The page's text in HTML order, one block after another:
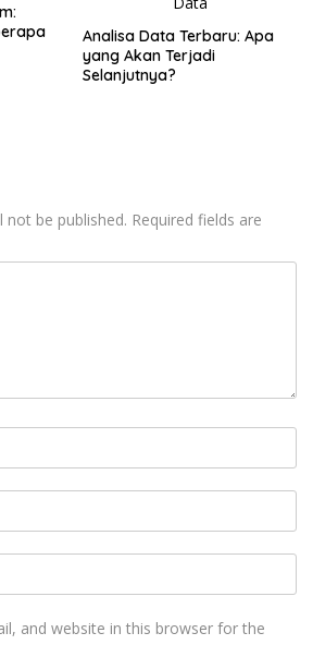
Analisa Data Terbaru: Apa
yang Akan Terjadi
Selanjutnya?
not be published. Required fields are
and website in this browser for the